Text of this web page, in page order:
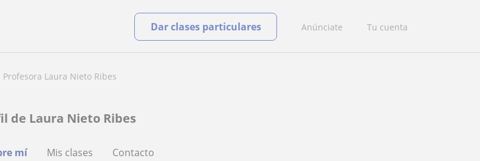
Anúnciate Tu cuenta
Dar clases particulares
Profesora Laura Nieto Ribes
de Laura Nieto Ribes
mí Mis clases Contacto